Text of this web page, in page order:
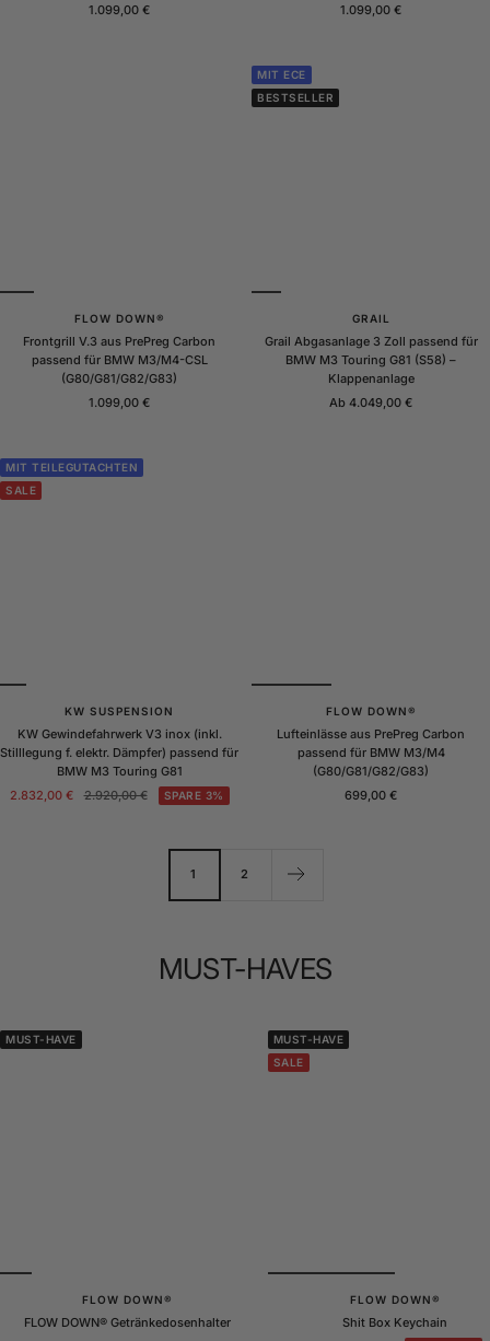
Angebotspreis
1.099,00 €
Angebotspreis
1.099,00 €
FLOW DOWN®
Frontgrill V.3 aus PrePreg Carbon
passend für BMW M3/M4-CSL
(G80/G81/G82/G83)
Angebotspreis
1.099,00 €
MIT ECE
BESTSELLER
GRAIL
Grail Abgasanlage 3 Zoll passend für
BMW M3 Touring G81 (S58) –
Klappenanlage
Angebotspreis
Ab 4.049,00 €
MIT TEILEGUTACHTEN
SALE
KW SUSPENSION
KW Gewindefahrwerk V3 inox (inkl.
Stilllegung f. elektr. Dämpfer) passend für
BMW M3 Touring G81
Angebotspreis
2.832,00 €
Regulärer
2.920,00 € SPARE 3%
FLOW DOWN®
Lufteinlässe aus PrePreg Carbon
passend für BMW M3/M4
(G80/G81/G82/G83)
Angebotspreis
699,00 €
1 2
MUST-HAVES
MUST-HAVE
FLOW DOWN®
FLOW DOWN® Getränkedosenhalter
MUST-HAVE
SALE
FLOW DOWN®
Shit Box Keychain